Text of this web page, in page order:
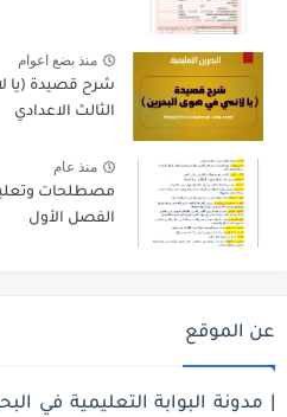
منذ بضع اعوام
شرح قصيدة (يا
الثالث الاعدادي
منذ عام
الفصل الأول
عن الموقع
| مدونة البوابة التعليمية في